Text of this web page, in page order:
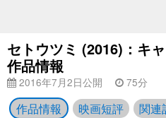
セトウツミ (2016)：キ
作品情報
2016年7月2日公開 75分
作品情報 映画短評 関連